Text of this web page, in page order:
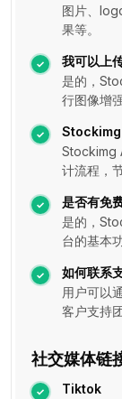
图片、
果等。
我可以上
是的，
行图像增
Stockimg
Stockimg
计流程，
是否有免
是的，
台的基本
如何联系
用户可以
客户支持团
社交媒体链
Tiktok